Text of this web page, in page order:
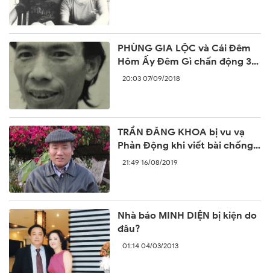
PHÙNG GIA LỘC và Cái Đêm
Hôm Ấy Đêm Gì chấn động 30
năm trước
20:03 07/09/2018
TRẦN ĐĂNG KHOA bị vu vạ
Phản Động khi viết bài chống
lại sự ngang ngược của Trung
21:49 16/08/2019
Nhà báo MINH DIỆN bị kiện do
đâu?
01:14 04/03/2013